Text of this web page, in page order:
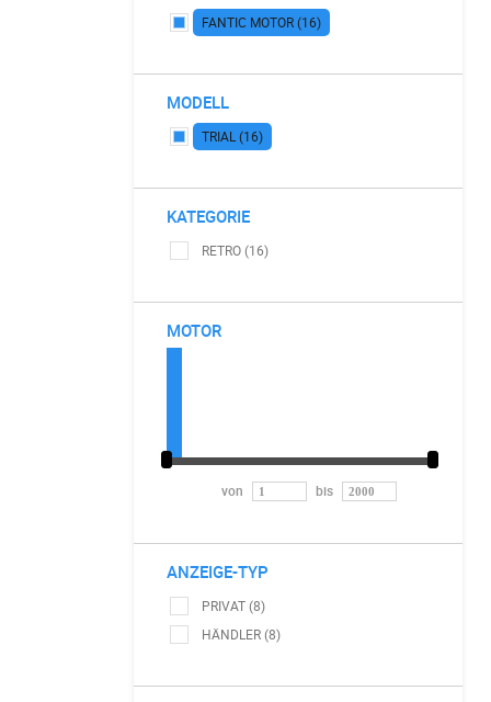
FANTIC MOTOR (16)
MODELL
TRIAL (16)
KATEGORIE
RETRO (16)
MOTOR
von bis
ANZEIGE-TYP
PRIVAT (8)
HÄNDLER (8)